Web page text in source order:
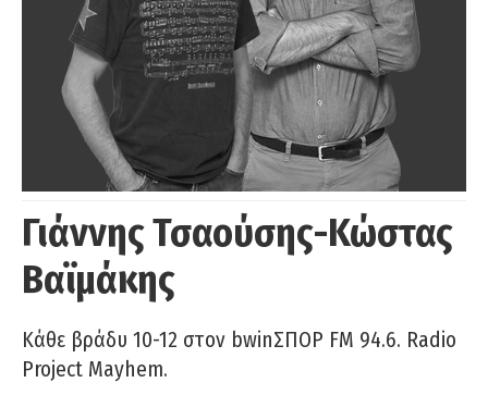
Γιάννης Τσαούσης-Κώστας
Βαϊμάκης
Κάθε βράδυ 10-12 στον bwinΣΠΟΡ FM 94.6. Radio
Project Mayhem.